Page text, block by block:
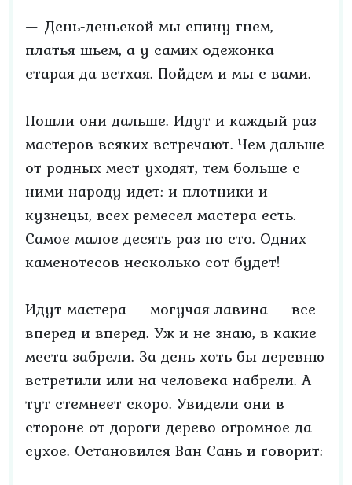
— День-деньской мы спину гнем,
платья шьем, а у самих одежонка
старая да ветхая. Пойдем и мы с вами.
Пошли они дальше. Идут и каждый раз
мастеров всяких встречают. Чем дальше
от родных мест уходят, тем больше с
ними народу идет: и плотники и
кузнецы, всех ремесел мастера есть.
Самое малое десять раз по сто. Одних
каменотесов несколько сот будет!
Идут мастера — могучая лавина — все
вперед и вперед. Уж и не знаю, в какие
места забрели. За день хоть бы деревню
встретили или на человека набрели. А
тут стемнеет скоро. Увидели они в
стороне от дороги дерево огромное да
сухое. Остановился Ван Сань и говорит: